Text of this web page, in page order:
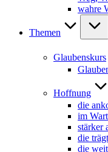
wahre
Themen
Glaubenskurs
Hoffnung
die
im
stärker
die
die